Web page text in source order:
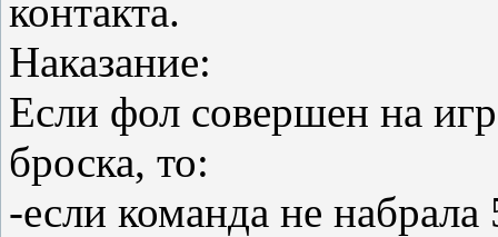
контакта.
Наказание:
Если фол совершен на
броска, то:
-если команда не